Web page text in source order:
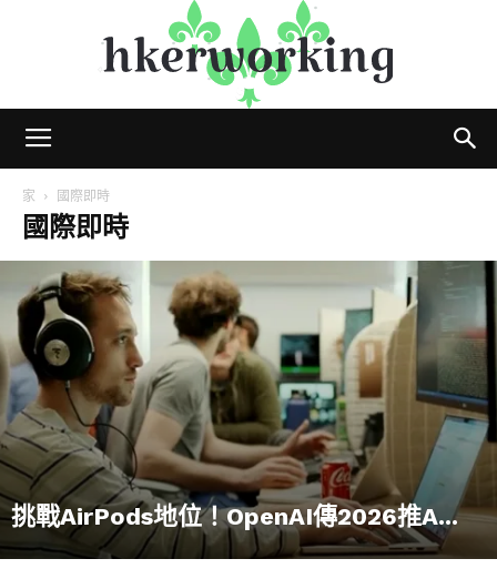
家 國際即時
國際即時
挑戰AirPods地位！OpenAI傳2026推A...